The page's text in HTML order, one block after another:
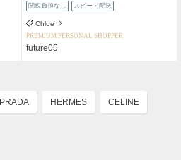
関税負担なし スピード配送
Chloe
PREMIUM PERSONAL SHOPPER
future05
PRADA HERMES CELINE